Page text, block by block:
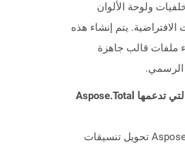
ولوحة الألوان
يتم إنشاء هذه
ملفات قالب جاهزة
الرسمي.
ما تنسيقات الملفات التي تدعمها Aspose.Total
يمكن لـ Aspose.Total Cloud تحويل تنسيقات